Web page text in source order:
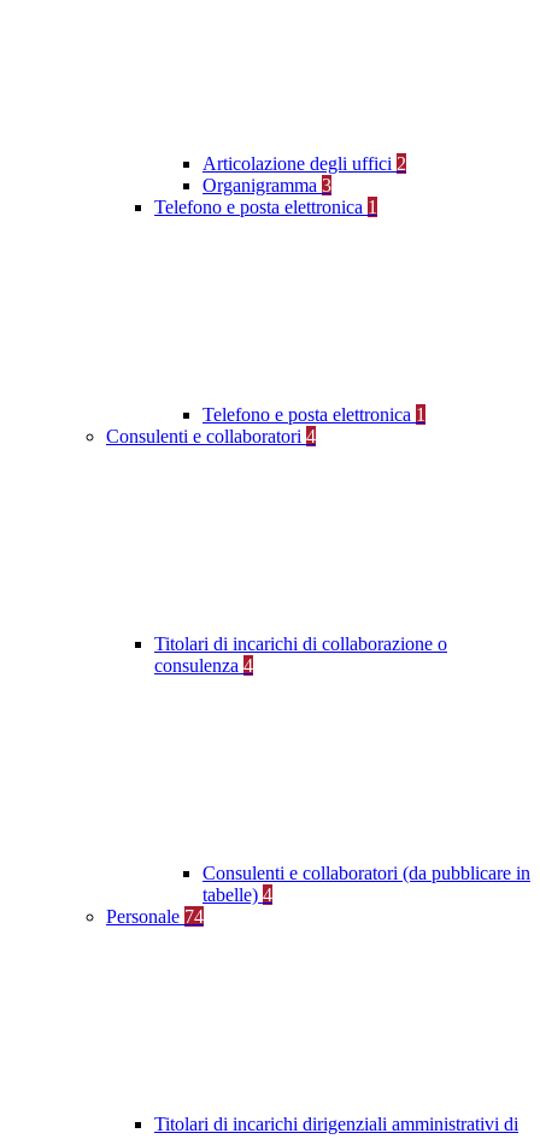
Articolazione degli uffici 2
Organigramma 3
Telefono e posta elettronica 1
Telefono e posta elettronica 1
Consulenti e collaboratori 4
Titolari di incarichi di collaborazione o
consulenza 4
Consulenti e collaboratori (da pubblicare in
tabelle) 4
Personale 74
Titolari di incarichi dirigenziali amministrativi di